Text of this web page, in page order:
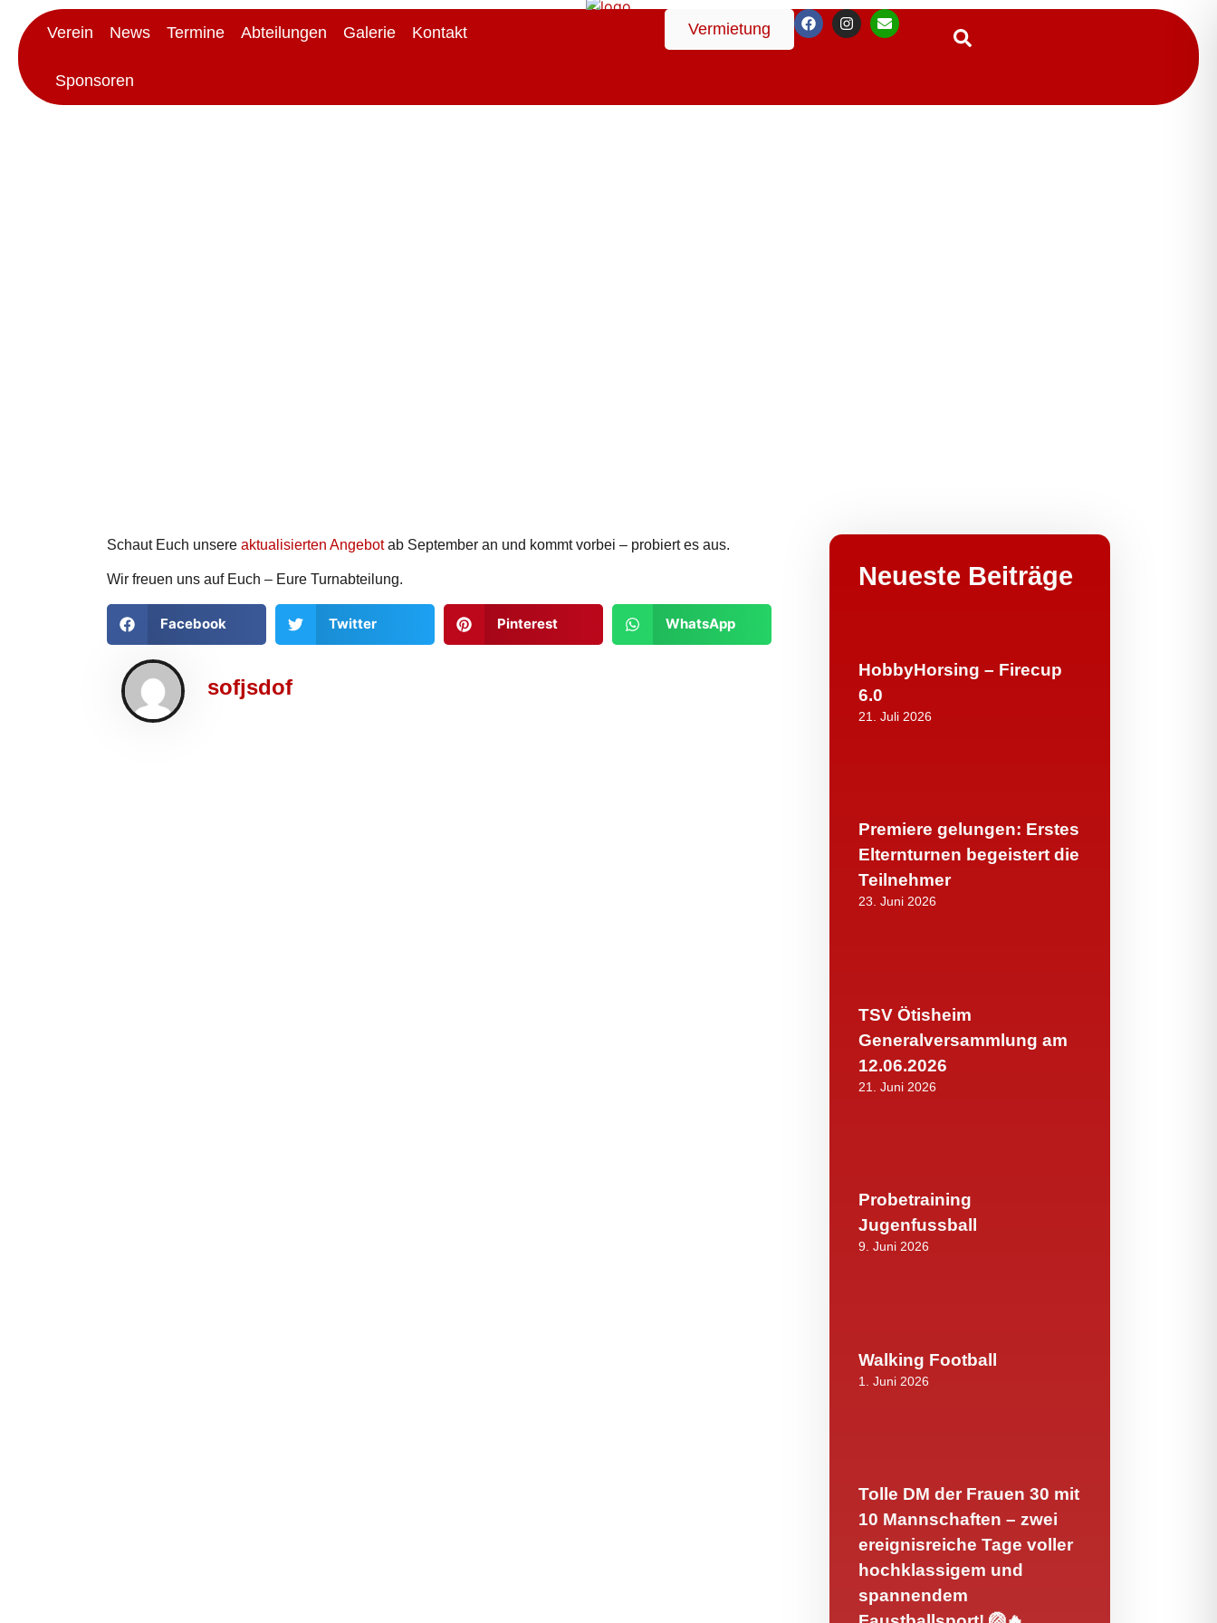
Verein News Termine Abteilungen Galerie Kontakt
Sponsoren
Suchen
Vermietung
Schaut Euch unsere aktualisierten Angebotab September an und kommt vorbei – probiert es aus.
Wir freuen uns auf Euch – Eure Turnabteilung.
Facebook Twitter Pinterest WhatsApp
sofjsdof
Neueste Beiträge
HobbyHorsing – Firecup
6.0
21. Juli 2026
Premiere gelungen: Erstes
Elternturnen begeistert die
Teilnehmer
23. Juni 2026
TSV Ötisheim
Generalversammlung am
12.06.2026
21. Juni 2026
Probetraining
Jugenfussball
9. Juni 2026
Walking Football
1. Juni 2026
Tolle DM der Frauen 30 mit
10 Mannschaften – zwei
ereignisreiche Tage voller
hochklassigem und
spannendem